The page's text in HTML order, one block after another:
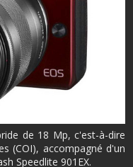
de 18 Mp, c'est-à-dire
(COI), accompagné d'un
Speedlite 901EX.